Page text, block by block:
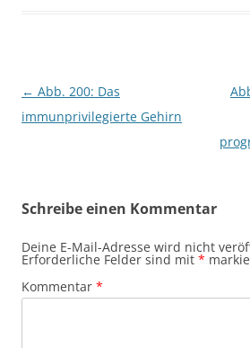
Beitragsnavigation
← Abb. 200: Das
immunprivilegierte Gehirn
Schreibe einen Kommentar
Deine E-Mail-Adresse wird nicht
Erforderliche Felder sind mit *
Kommentar *